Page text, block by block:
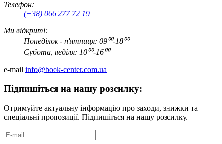
Телефон:
(+38) 066 277 72 19
Ми відкриті:
Понеділок - п'ятниця: 09⁰⁰-18⁰⁰
Субота, неділя: 10⁰⁰-16⁰⁰
e-mail info@book-center.com.ua
Підпишіться на нашу розсилку:
Отримуйте актуальну інформацію про заходи, знижки та
спеціальні пропозиції. Підпишіться на нашу розсилку.